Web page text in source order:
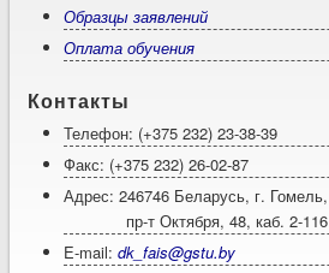
Образцы заявлений
Оплата обучения
Контакты
Телефон: (+375 232) 23-38-39
Факс: (+375 232) 26-02-87
Адрес: 246746 Беларусь, г. Гомель,
пр-т Октября, 48, каб. 2-116
E-mail:dk_fais@gstu.by